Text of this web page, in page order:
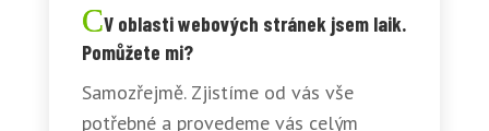
V oblasti webových stránek jsem laik.
Pomůžete mi?
Samozřejmě. Zjistíme od vás vše
potřebné a provedeme vás celým